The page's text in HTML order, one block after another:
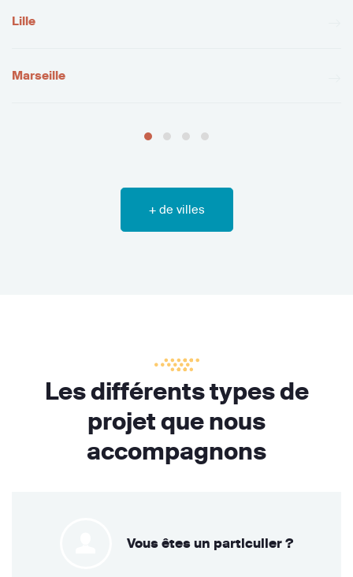
Lille
Marseille
+ de villes
Les différents types de
projet que nous
accompagnons
Vous êtes un particulier ?